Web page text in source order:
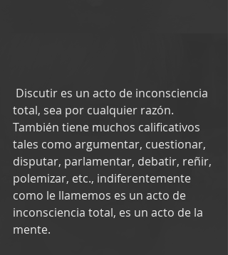
total, sea por cualquier razón.
También tiene muchos calificativos
tales como argumentar, cuestionar,
disputar, parlamentar, debatir, reñir,
polemizar, etc., indiferentemente
como le llamemos es un acto de
inconsciencia total, es un acto de la
mente.